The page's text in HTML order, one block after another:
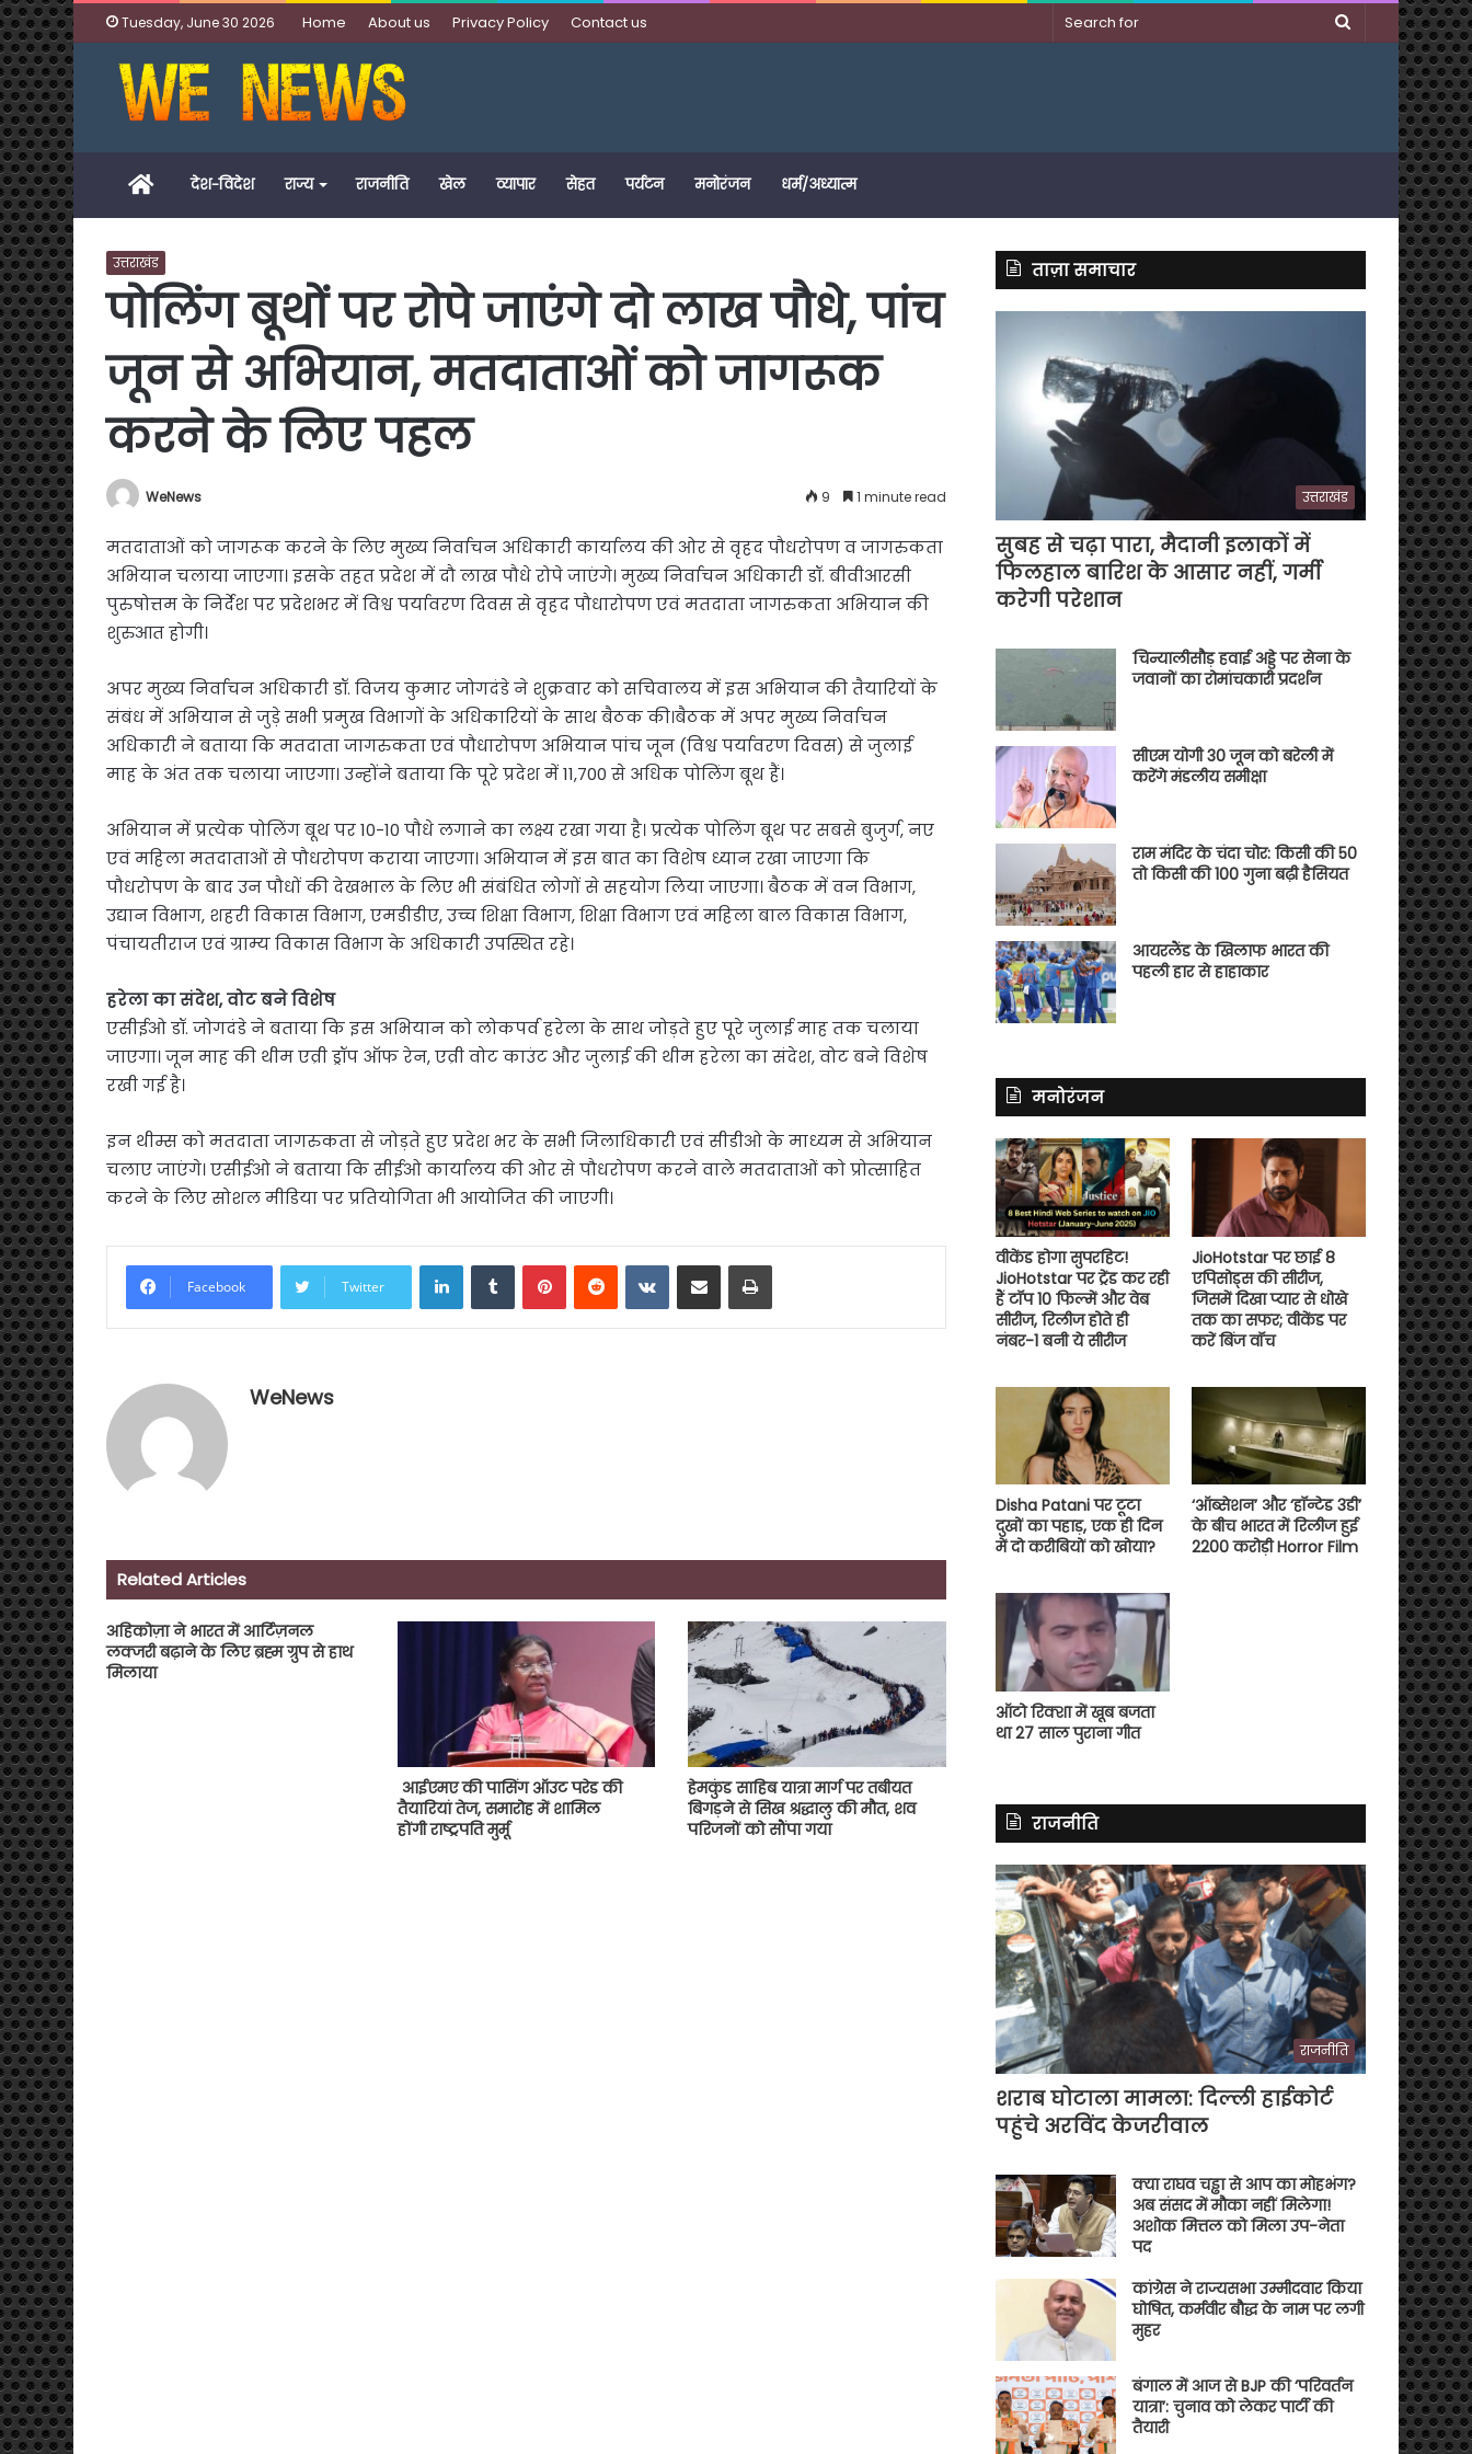
Tuesday, June 30 2026 Home About us Privacy Policy Contact us
Search
Homeदेश-विदेश राज्य राजनीति खेल व्यापार सेहत पर्यटन मनोरंजन धर्म/अध्यात्म
उत्तराखंड
पोलिंग बूथों पर रोपे जाएंगे दो लाख पौधे, पांच
जून से अभियान, मतदाताओं को जागरूक
करने के लिए पहल
WeNews 9 1 minute read
मतदाताओं को जागरूक करने के लिए मुख्य निर्वाचन अधिकारी कार्यालय की ओर से वृहद पौधरोपण व जागरुकता
अभियान चलाया जाएगा। इसके तहत प्रदेश में दौ लाख पौधे रोपे जाएंगे। मुख्य निर्वाचन अधिकारी डॉ. बीवीआरसी
पुरुषोत्तम के निर्देश पर प्रदेशभर में विश्व पर्यावरण दिवस से वृहद पौधारोपण एवं मतदाता जागरुकता अभियान की
शुरुआत होगी।
अपर मुख्य निर्वाचन अधिकारी डॉ. विजय कुमार जोगदंडे ने शुक्रवार को सचिवालय में इस अभियान की तैयारियों के
संबंध में अभियान से जुड़े सभी प्रमुख विभागों के अधिकारियों के साथ बैठक की।बैठक में अपर मुख्य निर्वाचन
अधिकारी ने बताया कि मतदाता जागरुकता एवं पौधारोपण अभियान पांच जून (विश्व पर्यावरण दिवस) से जुलाई
माह के अंत तक चलाया जाएगा। उन्होंने बताया कि पूरे प्रदेश में 11,700 से अधिक पोलिंग बूथ हैं।
अभियान में प्रत्येक पोलिंग बूथ पर 10-10 पौधे लगाने का लक्ष्य रखा गया है। प्रत्येक पोलिंग बूथ पर सबसे बुजुर्ग, नए
एवं महिला मतदाताओं से पौधरोपण कराया जाएगा। अभियान में इस बात का विशेष ध्यान रखा जाएगा कि
पौधरोपण के बाद उन पौधों की देखभाल के लिए भी संबंधित लोगों से सहयोग लिया जाएगा। बैठक में वन विभाग,
उद्यान विभाग, शहरी विकास विभाग, एमडीडीए, उच्च शिक्षा विभाग, शिक्षा विभाग एवं महिला बाल विकास विभाग,
पंचायतीराज एवं ग्राम्य विकास विभाग के अधिकारी उपस्थित रहे।
हरेला का संदेश, वोट बने विशेष
एसीईओ डॉ. जोगदंडे ने बताया कि इस अभियान को लोकपर्व हरेला के साथ जोड़ते हुए पूरे जुलाई माह तक चलाया
जाएगा। जून माह की थीम एव्री ड्रॉप ऑफ रेन, एव्री वोट काउंट और जुलाई की थीम हरेला का संदेश, वोट बने विशेष
रखी गई है।
इन थीम्स को मतदाता जागरुकता से जोड़ते हुए प्रदेश भर के सभी जिलाधिकारी एवं सीडीओ के माध्यम से अभियान
चलाए जाएंगे। एसीईओ ने बताया कि सीईओ कार्यालय की ओर से पौधरोपण करने वाले मतदाताओं को प्रोत्साहित
करने के लिए सोशल मीडिया पर प्रतियोगिता भी आयोजित की जाएगी।
Facebook Twitter
LinkedInTumblrPinterestReddit VKontakte
Share via Email Print
WeNews
Related Articles
अहिकोज़ा ने भारत में आर्टिज़नल
लक्जरी बढ़ाने के लिए ब्रह्म ग्रुप से हाथ
मिलाया
आईएमए की पासिंग ऑउट परेड की
तैयारियां तेज, समारोह में शामिल
होंगी राष्ट्रपति मुर्मू
हेमकुंड साहिब यात्रा मार्ग पर तबीयत
बिगड़ने से सिख श्रद्धालु की मौत, शव
परिजनों को सौंपा गया
ताज़ा समाचार
उत्तराखंड
सुबह से चढ़ा पारा, मैदानी इलाकों में
फिलहाल बारिश के आसार नहीं, गर्मी
करेगी परेशान
चिन्यालीसौड़ हवाई अड्डे पर सेना के
जवानों का रोमांचकारी प्रदर्शन
सीएम योगी 30 जून को बरेली में
करेंगे मंडलीय समीक्षा
राम मंदिर के चंदा चोर: किसी की 50
तो किसी की 100 गुना बढ़ी हैसियत
आयरलैंड के खिलाफ भारत की
पहली हार से हाहाकार
मनोरंजन
वीकेंड होगा सुपरहिट!
JioHotstar पर ट्रेंड कर रही
हैं टॉप 10 फिल्में और वेब
सीरीज, रिलीज होते ही
नंबर-1 बनी ये सीरीज
JioHotstar पर छाई 8
एपिसोड्स की सीरीज,
जिसमें दिखा प्यार से धोखे
तक का सफर; वीकेंड पर
करें बिंज वॉच
Disha Patani पर टूटा
दुखों का पहाड़, एक ही दिन
में दो करीबियों को खोया?
‘ऑब्सेशन’ और ‘हॉन्टेड 3डी’
के बीच भारत में रिलीज हुई
2200 करोड़ी Horror Film
ऑटो रिक्शा में खूब बजता
था 27 साल पुराना गीत
राजनीति
राजनीति
शराब घोटाला मामला: दिल्ली हाईकोर्ट
पहुंचे अरविंद केजरीवाल
क्या राघव चड्ढा से आप का मोहभंग?
अब संसद में मौका नहीं मिलेगा!
अशोक मित्तल को मिला उप-नेता
पद
कांग्रेस ने राज्यसभा उम्मीदवार किया
घोषित, कर्मवीर बौद्ध के नाम पर लगी
मुहर
बंगाल में आज से BJP की ‘परिवर्तन
यात्रा’: चुनाव को लेकर पार्टी की
तैयारी